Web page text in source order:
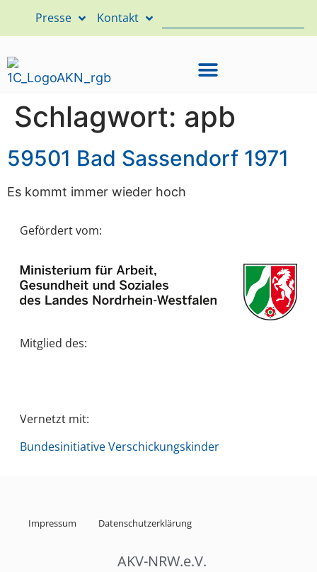
Presse Kontakt
Schlagwort: apb
59501 Bad Sassendorf 1971
Es kommt immer wieder hoch
Gefördert vom:
Mitglied des:
Vernetzt mit:
Bundesinitiative Verschickungskinder
Impressum Datenschutzerklärung
AKV-NRW.e.V.